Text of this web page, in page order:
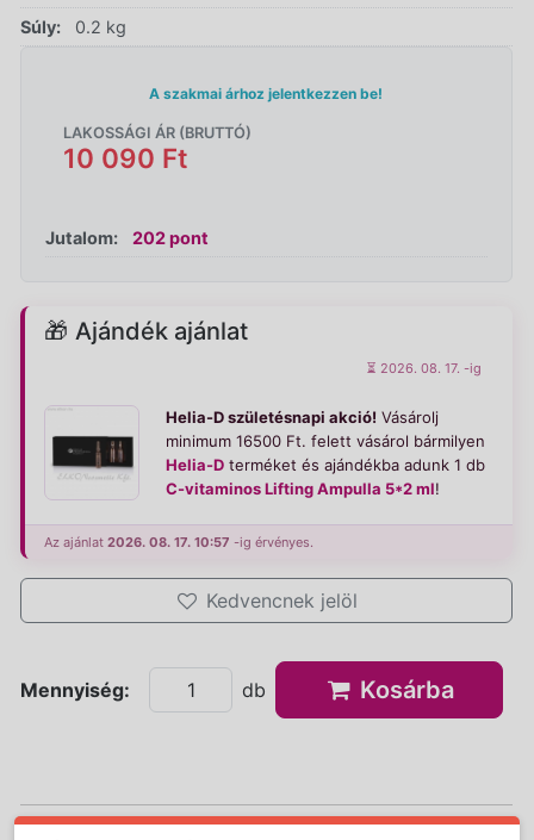
Súly:
0.2 kg
A szakmai árhoz jelentkezzen be!
LAKOSSÁGI ÁR (BRUTTÓ)
10 090 Ft
Jutalom: 202 pont
🎁 Ajándék ajánlat
⏳ 2026. 08. 17. -ig
Helia-D születésnapi akció! Vásárolj
minimum 16500 Ft. felett vásárol bármilyen
Helia-D terméket és ajándékba adunk 1 db
C-vitaminos Lifting Ampulla 5*2 ml!
Az ajánlat 2026. 08. 17. 10:57 -ig érvényes.
Kedvencnek jelöl
Mennyiség: db Kosárba